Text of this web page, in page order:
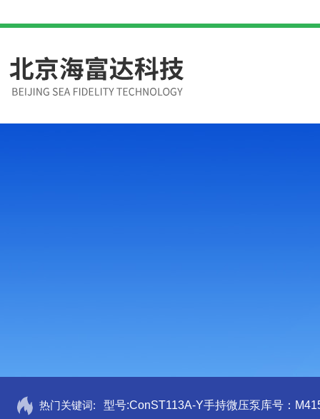
热门关键词: 型号:ConST113A-Y手持微压泵库号：